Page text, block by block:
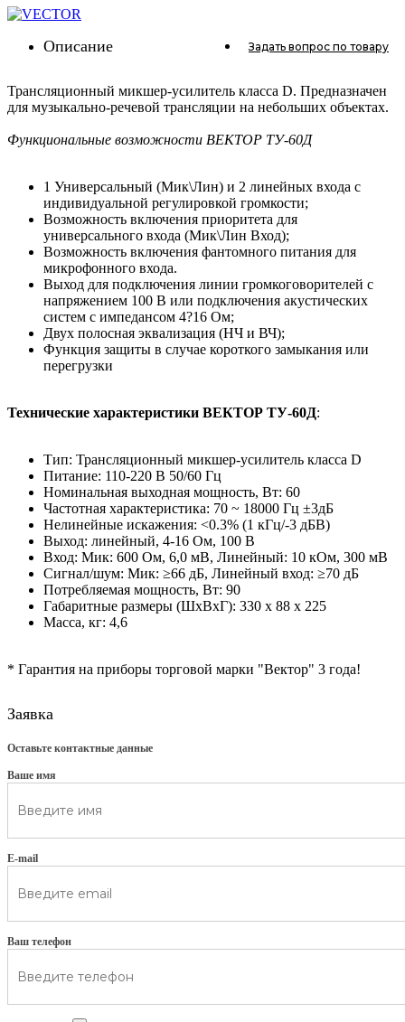
Описание Задать вопрос по товару
Трансляционный микшер-усилитель класса D. Предназначен
для музыкально-речевой трансляции на небольших объектах.
Функциональные возможности ВЕКТОР ТУ-60Д
1 Универсальный (Мик\Лин) и 2 линейных входа с
индивидуальной регулировкой громкости;
Возможность включения приоритета для
универсального входа (Мик\Лин Вход);
Возможность включения фантомного питания для
микрофонного входа.
Выход для подключения линии громкоговорителей с
напряжением 100 В или подключения акустических
систем с импедансом 4?16 Ом;
Двух полосная эквализация (НЧ и ВЧ);
Функция защиты в случае короткого замыкания или
перегрузки
Технические характеристики ВЕКТОР ТУ-60Д:
Тип: Трансляционный микшер-усилитель класса D
Питание: 110-220 В 50/60 Гц
Номинальная выходная мощность, Вт: 60
Частотная характеристика: 70 ~ 18000 Гц ±3дБ
Нелинейные искажения: <0.3% (1 кГц/-3 дБВ)
Выход: линейный, 4-16 Ом, 100 В
Вход: Мик: 600 Ом, 6,0 мВ, Линейный: 10 кОм, 300 мВ
Сигнал/шум: Мик: ≥66 дБ, Линейный вход: ≥70 дБ
Потребляемая мощность, Вт: 90
Габаритные размеры (ШxВxГ): 330 х 88 х 225
Масса, кг: 4,6
* Гарантия на приборы торговой марки "Вектор" 3 года!
Заявка
Оставьте контактные данные
Ваше имя
E-mail
Ваш телефон